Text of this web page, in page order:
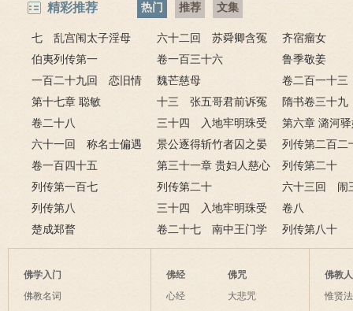
精彩推荐 热门 推荐 文集
七 乱宫闱太子淫母
妃 宴仲秋康熙祭上苍
六十二回 苏舜卿含冤
归太虚 刘墨林暴怒斥禽
兽
齐宿瘤女
伯夷列传第一
卷一百三十六
鲁季敬姜
一百二十九回 恋旧情
雍正幸引娣 慰小妾允祉
违圣旨
魏芒慈母
卷二百一十三
第十七章 聪敏
十三 张五哥君前诉冤
情 十三爷府邸赏亲兵
隋书卷三十
第四
卷二十八
三十四 入地牢明珠受
酷刑 抗权贵刘华报君
恩
第六章 潞河
戏 瞒真情巧
六十一回 称名士偏遇
大方家 探情人又见死对
头
景公逐得斩竹者囚之晏
子谏第三
列传第二百二
下
卷一百四十五
第三十一章 贵妇人慈心
悯沉沦 帝乾隆雷雨理国
政
列传第二十
淮之王韶之荀
列传第一百七 列传第二十
六十三回 闹
敢撒野 演阵
骸
列传第八
三十四 入地牢明珠受
酷刑 抗权贵刘华报君
恩
卷八
楚成郑瞀
卷二十七 南中王门学
案三
列传第八十
佛学入门
佛教名词
佛经
心经
佛咒
大悲咒
佛教
惟贤